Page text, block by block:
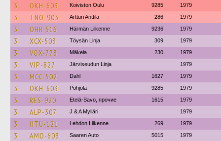
3 OKH-603 Koiviston Oulu 9285 1979
3 TNO-903 Artturi Anttila 286 1979
3 OHR-516 Härmän Liikenne 9236 1979
3 XCX-503 Töysän Linja 309 1979
3 VOX-773 Mäkela 230 1979
3 VJP-827 Järviseudun Linja 1979
3 MCC-502 Dahl 1627 1979
3 OKH-603 Pohjola 9285 1979
3 RES-920 Etelä-Savo, прочие 1615 1979
3 ALP-307 J & A Mylläri 1979
3 HTU-121 Lehdon Liikenne 269 1979
3 AMO-603 Saaren Auto 5015 1979